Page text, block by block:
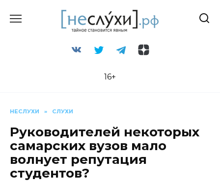
16+
НЕСЛУХИ » СЛУХИ
Руководителей некоторых
самарских вузов мало
волнует репутация
студентов?